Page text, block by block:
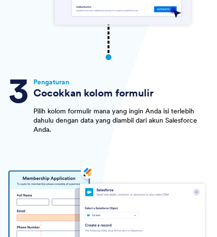
Pengaturan
Cocokkan kolom formulir
Pilih kolom formulir mana yang ingin Anda isi terlebih
dahulu dengan data yang diambil dari akun Salesforce
Anda.